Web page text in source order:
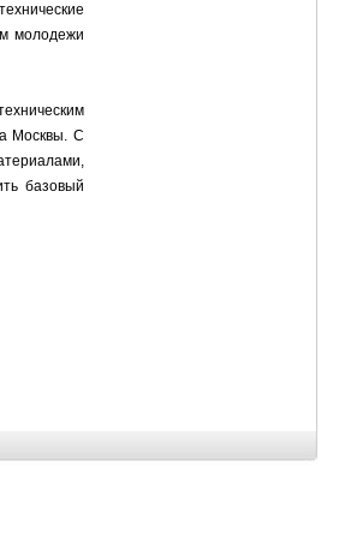
молодежи
Москвы. С
базовый